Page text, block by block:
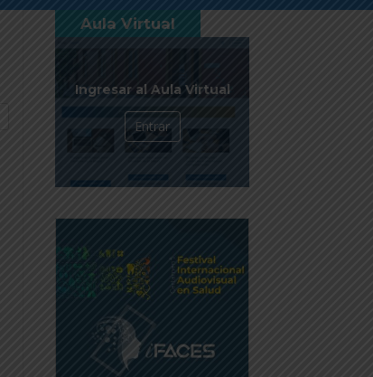
Aula Virtual
Ingresar al Aula Virtual
Entrar